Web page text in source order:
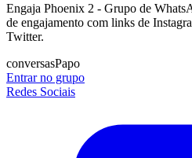
Engaja Phoenix 2 - Grupo de
de engajamento com links de
Twitter.
conversasPapo
Entrar no grupo
Redes Sociais